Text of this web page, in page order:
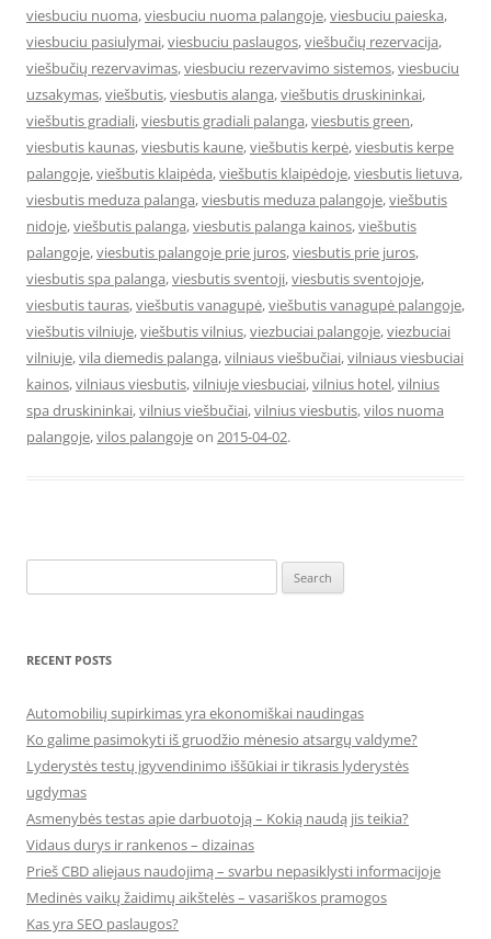
viesbuciu nuoma,viesbuciu nuoma palangoje,viesbuciu paieska,
viesbuciu pasiulymai,viesbuciu paslaugos,viešbučių rezervacija,
viešbučių rezervavimas,viesbuciu rezervavimo sistemos,viesbuciu
uzsakymas,viešbutis,viesbutis alanga,viešbutis druskininkai,
viešbutis gradiali,viesbutis gradiali palanga,viesbutis green,
viesbutis kaunas,viesbutis kaune,viešbutis kerpė,viesbutis kerpe
palangoje,viešbutis klaipėda,viešbutis klaipėdoje,viesbutis lietuva,
viesbutis meduza palanga,viesbutis meduza palangoje,viešbutis
nidoje,viešbutis palanga,viesbutis palanga kainos,viešbutis
palangoje,viesbutis palangoje prie juros,viesbutis prie juros,
viesbutis spa palanga,viesbutis sventoji,viesbutis sventojoje,
viesbutis tauras,viešbutis vanagupė,viešbutis vanagupė palangoje,
viešbutis vilniuje,viešbutis vilnius,viezbuciai palangoje,viezbuciai
vilniuje,vila diemedis palanga,vilniaus viešbučiai,vilniaus viesbuciai
kainos,vilniaus viesbutis,vilniuje viesbuciai,vilnius hotel,vilnius
spa druskininkai,vilnius viešbučiai,vilnius viesbutis,vilos nuoma
palangoje,vilos palangojeon 2015-04-02.
for:
RECENT POSTS
Automobilių supirkimas yra ekonomiškai naudingas
Ko galime pasimokyti iš gruodžio mėnesio atsargų valdyme?
Lyderystės testų įgyvendinimo iššūkiai ir tikrasis lyderystės
ugdymas
Asmenybės testas apie darbuotoją – Kokią naudą jis teikia?
Vidaus durys ir rankenos – dizainas
Prieš CBD aliejaus naudojimą – svarbu nepasiklysti informacijoje
Medinės vaikų žaidimų aikštelės – vasariškos pramogos
Kas yra SEO paslaugos?